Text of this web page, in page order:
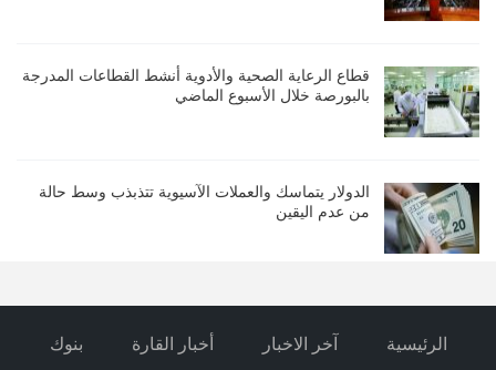
قطاع الرعاية الصحية والأدوية أنشط القطاعات المدرجة
بالبورصة خلال الأسبوع الماضي
الدولار يتماسك والعملات الآسيوية تتذبذب وسط حالة
من عدم اليقين
الرئيسية آخر الاخبار أخبار القارة بنوك